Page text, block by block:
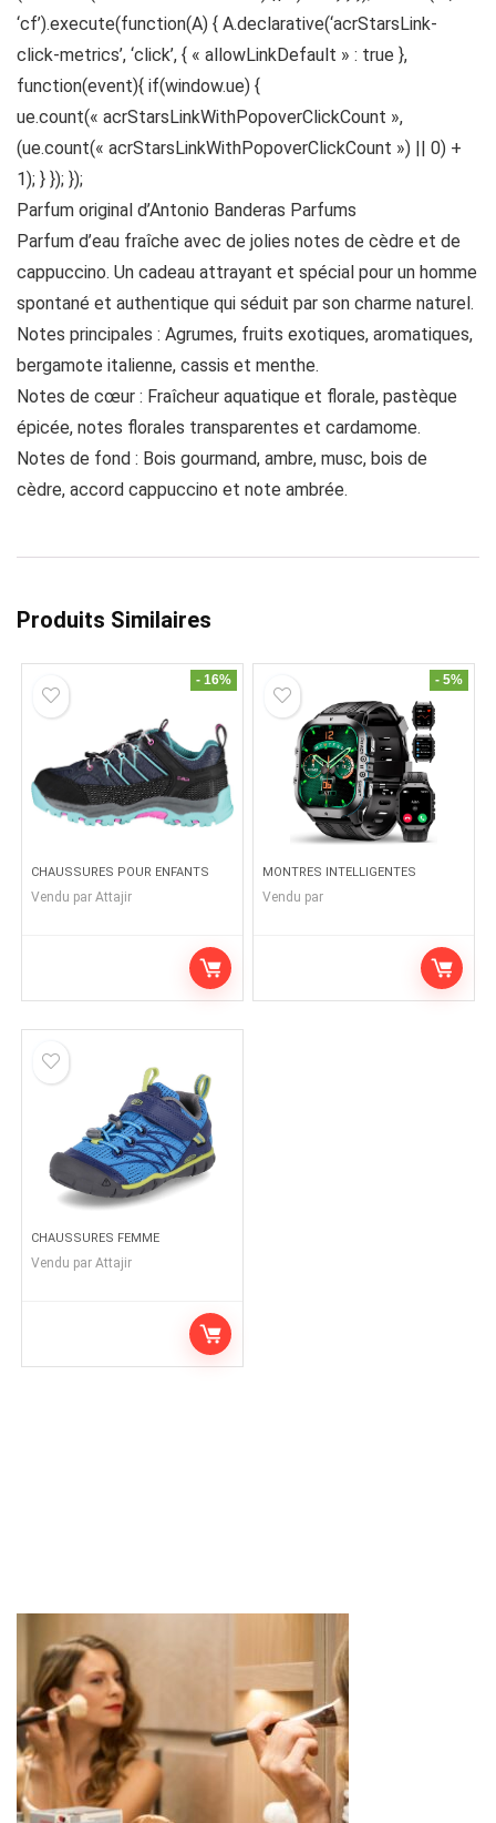
‘cf’).execute(function(A) { A.declarative(‘acrStarsLink-
click-metrics’, ‘click’, { « allowLinkDefault » : true },
function(event){ if(window.ue) {
ue.count(« acrStarsLinkWithPopoverClickCount »,
(ue.count(« acrStarsLinkWithPopoverClickCount ») || 0) +
1); } }); });
Parfum original d’Antonio Banderas Parfums
Parfum d’eau fraîche avec de jolies notes de cèdre et de
cappuccino. Un cadeau attrayant et spécial pour un homme
spontané et authentique qui séduit par son charme naturel.
Notes principales : Agrumes, fruits exotiques, aromatiques,
bergamote italienne, cassis et menthe.
Notes de cœur : Fraîcheur aquatique et florale, pastèque
épicée, notes florales transparentes et cardamome.
Notes de fond : Bois gourmand, ambre, musc, bois de
cèdre, accord cappuccino et note ambrée.
Produits Similaires
- 16%
CHAUSSURES POUR ENFANTS
Vendu par Attajir
- 5%
MONTRES INTELLIGENTES
Vendu par
CHAUSSURES FEMME
Vendu par Attajir